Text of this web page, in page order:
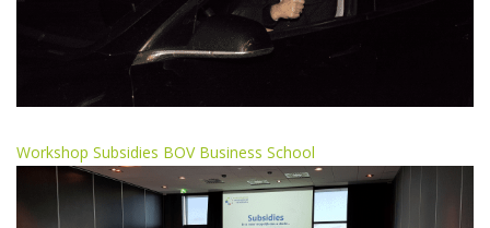
Workshop Subsidies BOV Business School